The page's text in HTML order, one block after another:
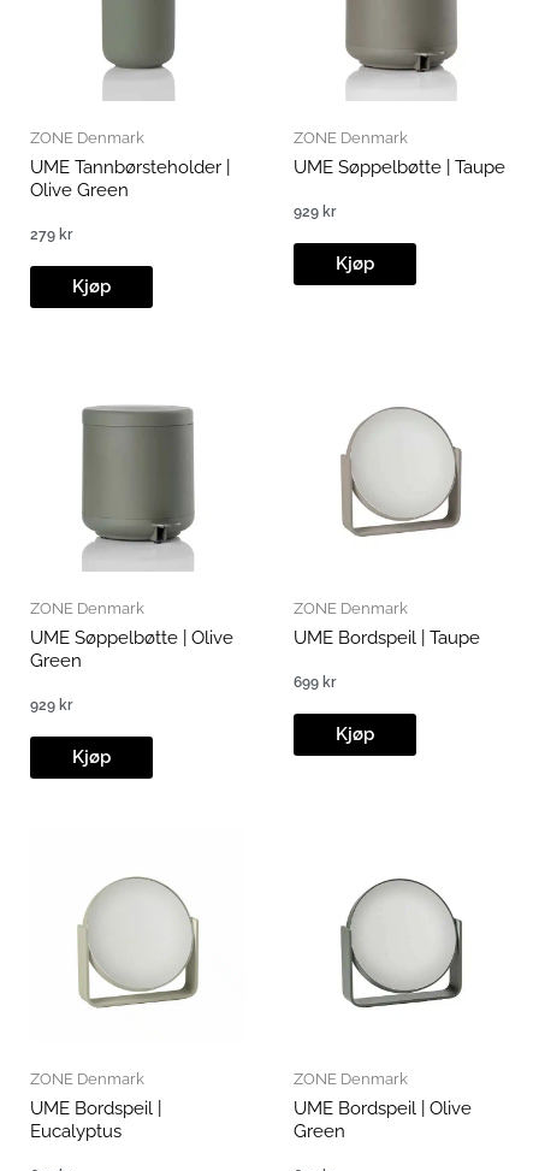
ZONE Denmark
UME Tannbørsteholder |
Olive Green
279 kr
Kjøp
ZONE Denmark
UME Søppelbøtte | Taupe
929 kr
Kjøp
ZONE Denmark
UME Søppelbøtte | Olive
Green
929 kr
Kjøp
ZONE Denmark
UME Bordspeil | Taupe
699 kr
Kjøp
ZONE Denmark
UME Bordspeil |
Eucalyptus
ZONE Denmark
UME Bordspeil | Olive
Green